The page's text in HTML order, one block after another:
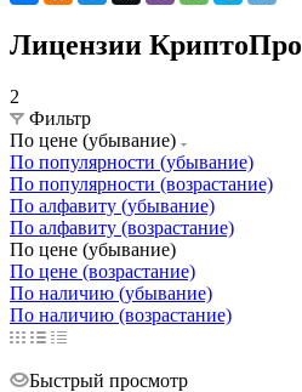
Лицензии КриптоПро
2
Фильтр
По цене (убывание)
По популярности (убывание)
По популярности (возрастание)
По алфавиту (убывание)
По алфавиту (возрастание)
По цене (убывание)
По цене (возрастание)
По наличию (убывание)
По наличию (возрастание)
Быстрый просмотр